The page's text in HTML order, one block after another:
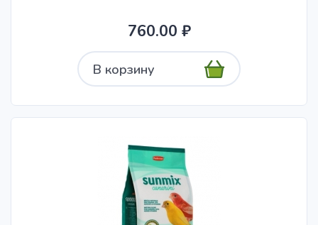
760.00 ₽
В корзину